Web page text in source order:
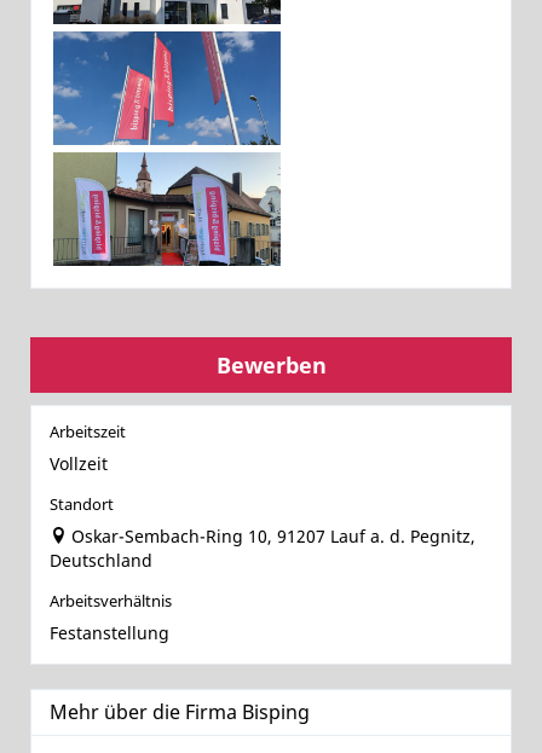
Bewerben
Arbeitszeit
Vollzeit
Standort
Oskar-Sembach-Ring 10, 91207 Lauf a. d. Pegnitz,
Deutschland
Arbeitsverhältnis
Festanstellung
Mehr über die Firma Bisping